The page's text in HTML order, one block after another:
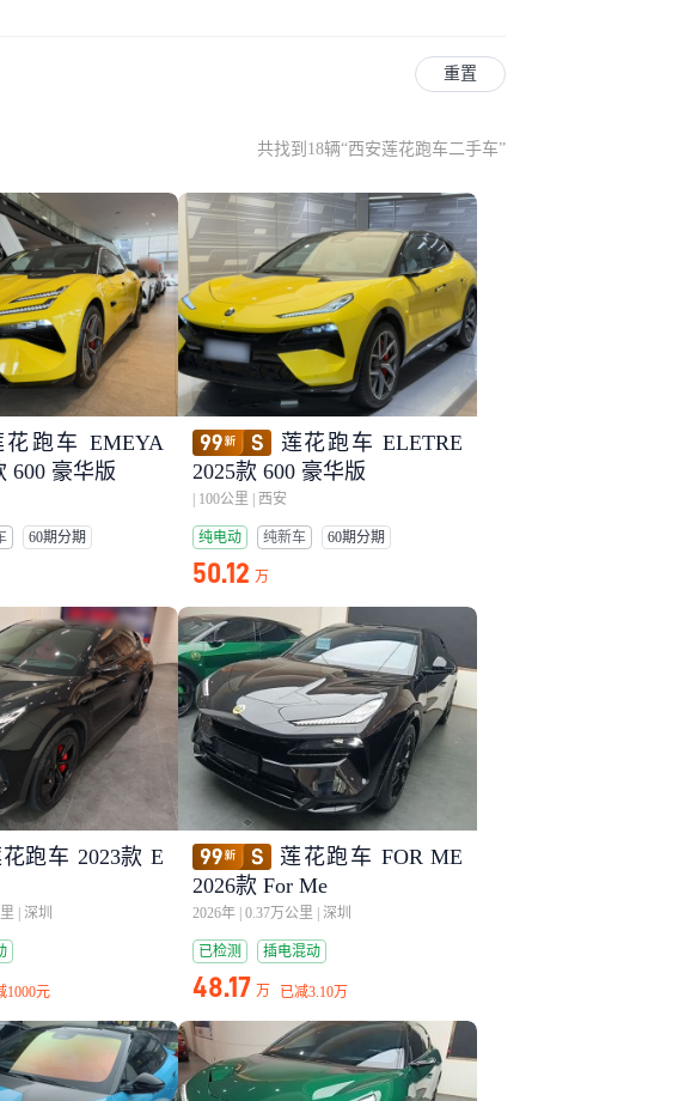
重置
共找到18辆“西安莲花跑车二手车”
花跑车 EMEYA
600 豪华版
60期分期
莲花跑车 ELETRE
2025款 600 豪华版
100公里 西安
纯电动 纯新车 60期分期
50.12 万
跑车 2023款 E
深圳
1000元
莲花跑车 FOR ME
2026款 For Me
2026年 0.37万公里 深圳
已检测 插电混动
48.17 万 已减3.10万